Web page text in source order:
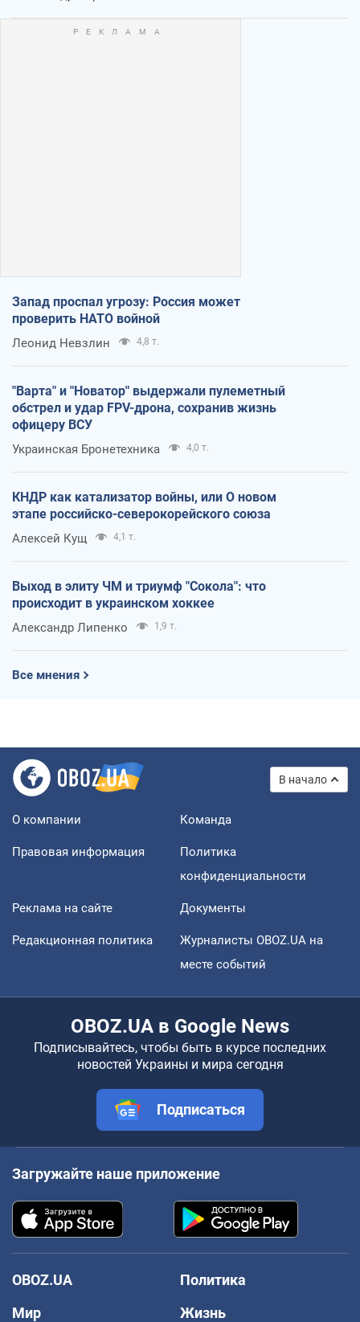
Запад проспал угрозу: Россия может
проверить НАТО войной
Леонид Невзлин 4,8 т.
"Варта" и "Новатор" выдержали пулеметный
обстрел и удар FPV-дрона, сохранив жизнь
офицеру ВСУ
Украинская Бронетехника 4,0 т.
КНДР как катализатор войны, или О новом
этапе российско-северокорейского союза
Алексей Кущ 4,1 т.
Выход в элиту ЧМ и триумф "Сокола": что
происходит в украинском хоккее
Александр Липенко 1,9 т.
Все мнения
В начало
О компании Команда
Правовая информация
Политика
конфиденциальности
Реклама на сайте Документы
Редакционная политика
Журналисты OBOZ.UA на
месте событий
OBOZ.UA в Google News
Подписывайтесь, чтобы быть в курсе последних
новостей Украины и мира сегодня
Подписаться
Загружайте наше приложение
OBOZ.UA
Политика
Мир
Жизнь